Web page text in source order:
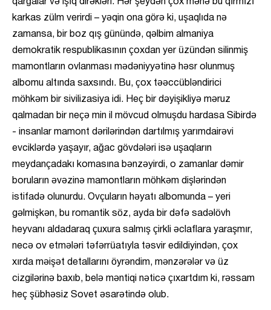
karkas zülm verirdi – yəqin ona görə ki, uşaqlıda nə
zamansa, bir boz qış günündə, qəlbim almaniya
demokratik respublikasının çoxdan yer üzündən silinmiş
mamontların ovlanması mədəniyyətinə həsr olunmuş
albomu altında saxsındı. Bu, çox təəccübləndirici
möhkəm bir sivilizasiya idi. Heç bir dəyişikliyə məruz
qalmadan bir neçə min il mövcud olmuşdu hardasa Sibirdə
- insanlar mamont dərilərindən dartılmış yarımdairəvi
evciklərdə yaşayır, ağac gövdələri isə uşaqların
meydançadakı komasına bənzəyirdi, o zamanlar dəmir
boruların əvəzinə mamontların möhkəm dişlərindən
istifadə olunurdu. Ovçuların həyatı albomunda – yeri
gəlmişkən, bu romantik söz, ayda bir dəfə sadəlövh
heyvanı aldadaraq çuxura salmış çirkli əclaflara yaraşmır,
necə ov etmələri təfərrüatıyla təsvir edildiyindən, çox
xırda məişət detallarını öyrəndim, mənzərələr və üz
cizgilərinə baxıb, belə məntiqi nəticə çıxartdım ki, rəssam
heç şübhəsiz Sovet əsarətində olub.